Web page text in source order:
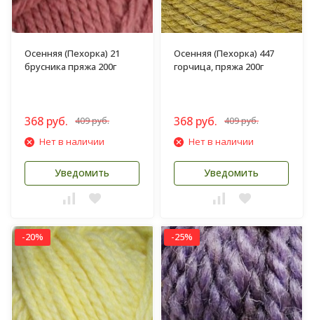
Осенняя (Пехорка) 21
брусника пряжа 200г
368 руб. 409 руб.
Нет в наличии
Уведомить
Осенняя (Пехорка) 447
горчица, пряжа 200г
368 руб. 409 руб.
Нет в наличии
Уведомить
-20% -25%